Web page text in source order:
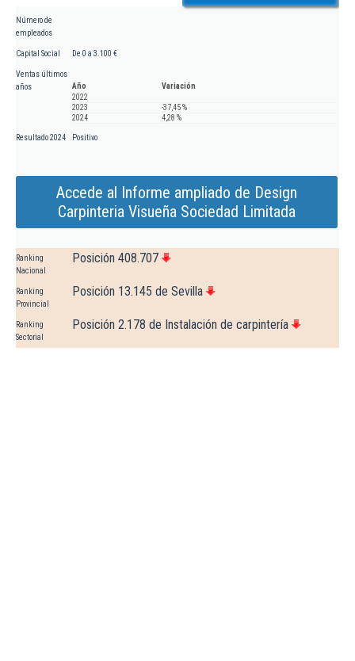
Número de
empleados
Capital Social De 0 a 3.100 €
Ventas últimos
años
Año
Variación
2022
2023
-37,45 %
2024
4,28 %
Resultado 2024 Positivo
Accede al Informe ampliado de Design
Carpinteria Visueña Sociedad Limitada
Ranking
Nacional
Posición 408.707
Ranking
Provincial
Posición 13.145 de Sevilla
Ranking
Sectorial
Posición 2.178 de Instalación de carpintería